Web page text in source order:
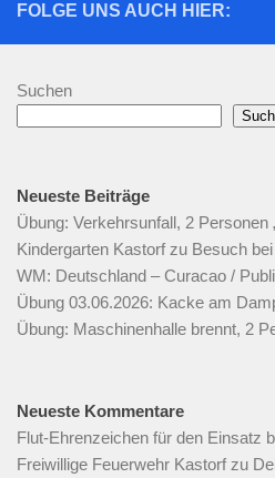
FOLGE UNS AUCH HIER:
Suchen
Neueste Beiträge
Übung: Verkehrsunfall, 2 Personen
Kindergarten Kastorf zu Besuch
WM: Deutschland – Curacao /
Übung 03.06.2026: Kacke am
Übung: Maschinenhalle brennt, 2
Neueste Kommentare
Flut-Ehrenzeichen für den Einsatz
Freiwillige Feuerwehr Kastorf zu